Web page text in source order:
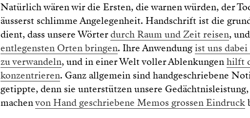
Natürlich wären wir die Ersten, die warnen würden, der
äusserst schlimme Angelegenheit. Handschrift ist die
dient, dass unsere Wörterdurch Raum und Zeit reisen,
entlegensten Orten bringen. Ihre Anwendungist uns
zu verwandeln, und in einer Welt voller Ablenkungenhilft
konzentrieren. Ganz allgemein sind handgeschriebene
getippte, denn sie unterstützen unsere
machenvon Hand geschriebene Memos grossen Eindruck